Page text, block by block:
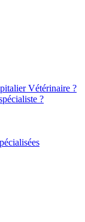
Vétérinaire ?
?